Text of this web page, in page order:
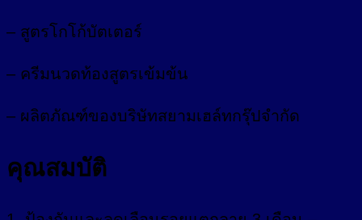
– สูตรโกโก้บัตเตอร์
– ครีมนวดท้องสูตรเข้มข้น
– ผลิตภัณฑ์ของบริษัทสยามเฮล์ทกรุ๊ปจำกัด
คุณสมบัติ